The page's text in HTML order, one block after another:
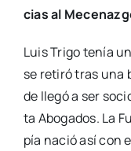
cias al
Luis Tri­go tenía
se reti­ró tras una
de lle­gó a ser
ta Abo­ga­dos. La
pía nació así con